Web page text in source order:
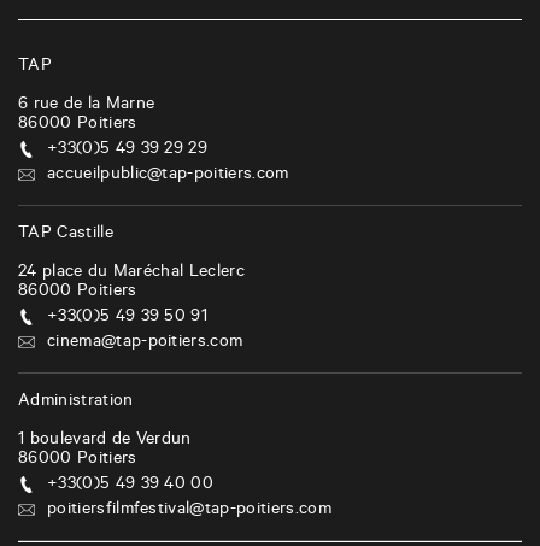
TAP
6 rue de la Marne
86000 Poitiers
+33(0)5 49 39 29 29
accueilpublic@tap-poitiers.com
TAP Castille
24 place du Maréchal Leclerc
86000 Poitiers
+33(0)5 49 39 50 91
cinema@tap-poitiers.com
Administration
1 boulevard de Verdun
86000 Poitiers
+33(0)5 49 39 40 00
poitiersfilmfestival@tap-poitiers.com